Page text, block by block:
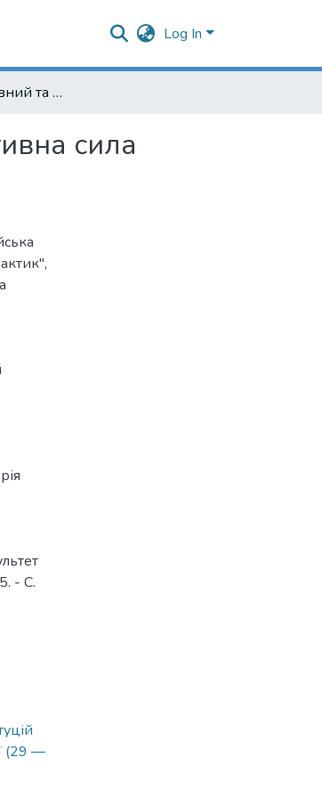
Log In
Мир як іллокутивний та пропозиційний акти: перформативна сила політичних режимів
сила
- C.
(29 —